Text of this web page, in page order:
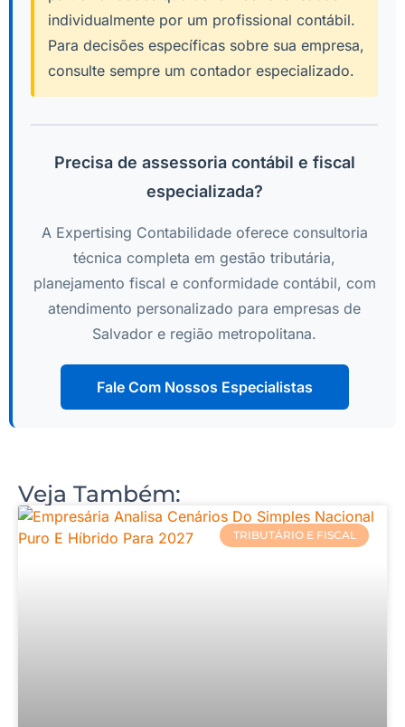
individualmente por um profissional contábil.
Para decisões específicas sobre sua empresa,
consulte sempre um contador especializado.
Precisa de assessoria contábil e fiscal
especializada?
A Expertising Contabilidade oferece consultoria
técnica completa em gestão tributária,
planejamento fiscal e conformidade contábil, com
atendimento personalizado para empresas de
Salvador e região metropolitana.
Fale Com Nossos Especialistas
Veja Também:
TRIBUTÁRIO E FISCAL